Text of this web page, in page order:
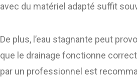
avec du matériel adapté suffit
De plus, l’eau stagnante peut
que le drainage fonctionne
par un professionnel est